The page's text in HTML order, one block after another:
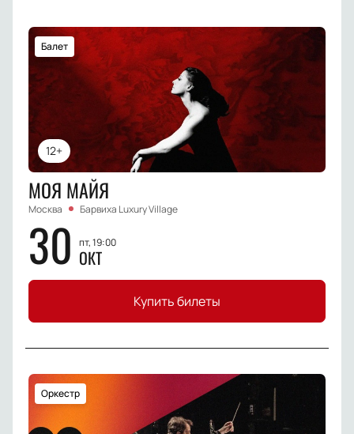
12+
Балет
МОЯ МАЙЯ
Москва Барвиха Luxury Village
30 пт, 19:00
ОКТ
Купить билеты
Оркестр